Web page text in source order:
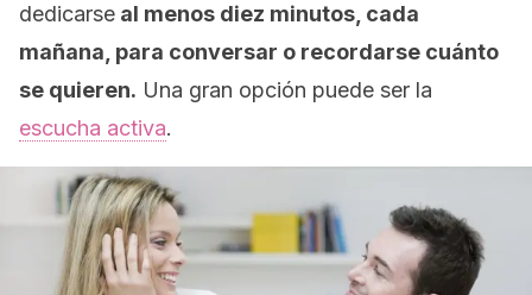
dedicarse al menos diez minutos, cada
mañana, para conversar o recordarse cuánto
se quieren. Una gran opción puede ser la
escucha activa.